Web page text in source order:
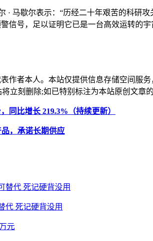
马歇尔表示：“历经二十年艰苦的科研
信号，足以证明它已是一台高效运转的
作者本人。本站仅提供信息存储空间服
立刻删除;如已特别标注为本站原创文章
同比增长 219.3%（持续更新）
，承诺长期供应
代 死记硬背没用